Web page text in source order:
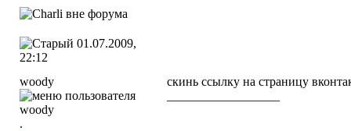
01.07.2009,
22:12
woody
.
скинь ссылку на страницу